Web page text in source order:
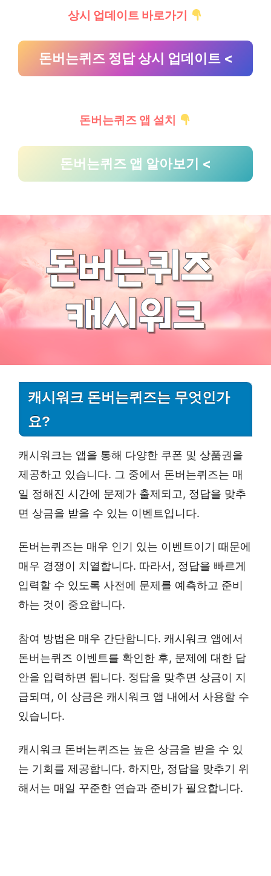
상시 업데이트 바로가기
돈버는퀴즈 정답 상시 업데이트 <
돈버는퀴즈 앱 설치
돈버는퀴즈 앱 알아보기 <
캐시워크 돈버는퀴즈는 무엇인가
요?
캐시워크는 앱을 통해 다양한 쿠폰 및 상품권을
제공하고 있습니다. 그 중에서 돈버는퀴즈는 매
일 정해진 시간에 문제가 출제되고, 정답을 맞추
면 상금을 받을 수 있는 이벤트입니다.
돈버는퀴즈는 매우 인기 있는 이벤트이기 때문에
매우 경쟁이 치열합니다. 따라서, 정답을 빠르게
입력할 수 있도록 사전에 문제를 예측하고 준비
하는 것이 중요합니다.
참여 방법은 매우 간단합니다. 캐시워크 앱에서
돈버는퀴즈 이벤트를 확인한 후, 문제에 대한 답
안을 입력하면 됩니다. 정답을 맞추면 상금이 지
급되며, 이 상금은 캐시워크 앱 내에서 사용할 수
있습니다.
캐시워크 돈버는퀴즈는 높은 상금을 받을 수 있
는 기회를 제공합니다. 하지만, 정답을 맞추기 위
해서는 매일 꾸준한 연습과 준비가 필요합니다.